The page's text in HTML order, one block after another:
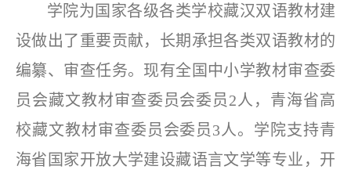
学院为国家各级各类学校藏汉双语教材建
设做出了重要贡献，长期承担各类双语教材的
编纂、审查任务。现有全国中小学教材审查委
员会藏文教材审查委员会委员2人，青海省高
校藏文教材审查委员会委员3人。学院支持青
海省国家开放大学建设藏语言文学等专业，开